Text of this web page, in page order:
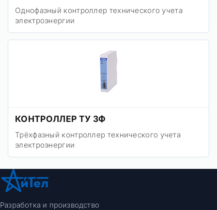
Однофазный контроллер технического учета
электроэнергии
КОНТРОЛЛЕР ТУ 3Ф
Трёхфазный контроллер технического учета
электроэнергии
Разработка и производство